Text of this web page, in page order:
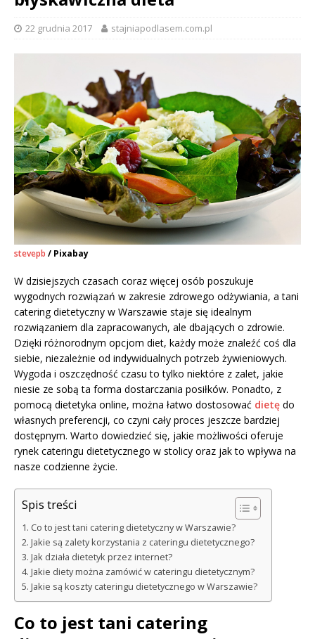
22 grudnia 2017 stajniapodlasem.com.pl
stevepb / Pixabay
W dzisiejszych czasach coraz więcej osób poszukuje
wygodnych rozwiązań w zakresie zdrowego odżywiania, a tani
catering dietetyczny w Warszawie staje się idealnym
rozwiązaniem dla zapracowanych, ale dbających o zdrowie.
Dzięki różnorodnym opcjom diet, każdy może znaleźć coś dla
siebie, niezależnie od indywidualnych potrzeb żywieniowych.
Wygoda i oszczędność czasu to tylko niektóre z zalet, jakie
niesie ze sobą ta forma dostarczania posiłków. Ponadto, z
pomocą dietetyka online, można łatwo dostosować dietę do
własnych preferencji, co czyni cały proces jeszcze bardziej
dostępnym. Warto dowiedzieć się, jakie możliwości oferuje
rynek cateringu dietetycznego w stolicy oraz jak to wpływa na
nasze codzienne życie.
Spis treści
Co to jest tani catering dietetyczny w Warszawie?
Jakie są zalety korzystania z cateringu dietetycznego?
Jak działa dietetyk przez internet?
Jakie diety można zamówić w cateringu dietetycznym?
Jakie są koszty cateringu dietetycznego w Warszawie?
Co to jest tani catering